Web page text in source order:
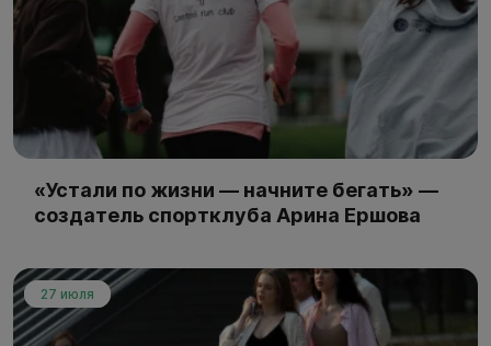
«Устали по жизни — начните бегать» —
создатель спортклуба Арина Ершова
27 июля